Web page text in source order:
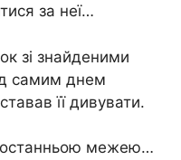
за неї…
зі знайденими
самим днем
її дивувати.
останньою межею…